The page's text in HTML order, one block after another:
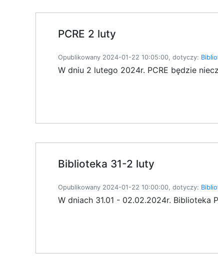
PCRE 2 luty
Opublikowany 2024-01-22 10:05:00, dotyczy:
W dniu 2 lutego 2024r. PCRE będzie
Biblioteka 31-2 luty
Opublikowany 2024-01-22 10:00:00, dotyczy:
W dniach 31.01 - 02.02.2024r. Biblioteka